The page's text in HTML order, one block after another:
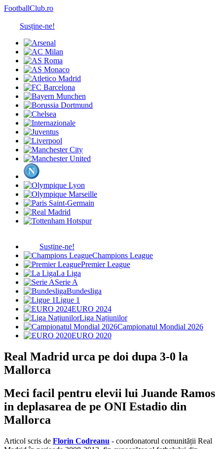
FootballClub.ro
Susține-ne!
Susține-ne!
Champions League
Premier League
La Liga
Serie A
Bundesliga
Ligue 1
EURO 2024
Liga Națiunilor
Campionatul Mondial 2026
EURO 2020
Real Madrid urca pe doi dupa 3-0 la
Mallorca
Meci facil pentru elevii lui Juande Ramos
in deplasarea de pe ONI Estadio din
Mallorca
Articol scris de Florin Codreanu - coordonatorul comunității Real